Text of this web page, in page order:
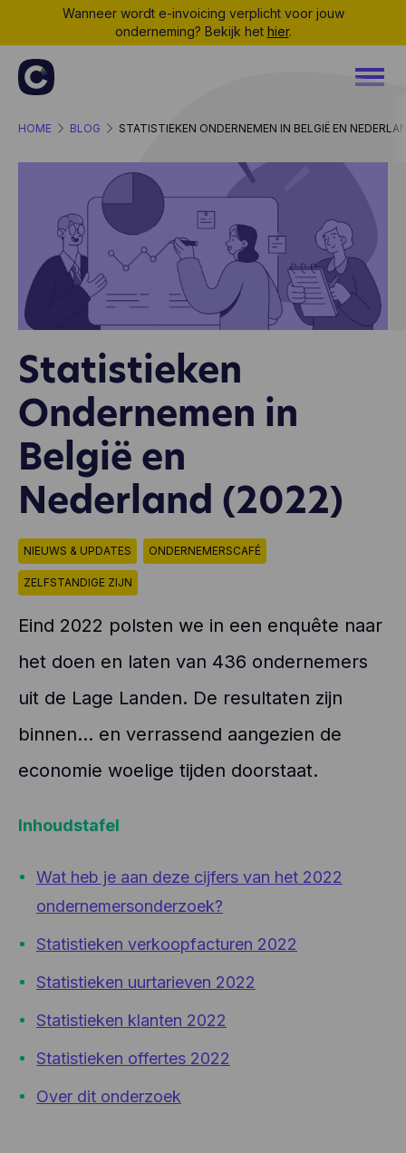
Wanneer wordt e-invoicing verplicht voor jouw
onderneming? Bekijk het hier.
HOME BLOG STATISTIEKEN ONDERNEMEN IN BELGIË EN
Statistieken
Ondernemen in
België en
Nederland (2022)
NIEUWS & UPDATES ONDERNEMERSCAFÉ
ZELFSTANDIGE ZIJN
Eind 2022 polsten we in een enquête naar
het doen en laten van 436 ondernemers
uit de Lage Landen. De resultaten zijn
binnen… en verrassend aangezien de
economie woelige tijden doorstaat.
Inhoudstafel
Wat heb je aan deze cijfers van het 2022
ondernemersonderzoek?
Statistieken verkoopfacturen 2022
Statistieken uurtarieven 2022
Statistieken klanten 2022
Statistieken offertes 2022
Over dit onderzoek